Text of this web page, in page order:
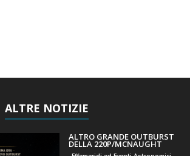
ALTRE NOTIZIE
ALTRO GRANDE OUTBURST
DELLA 220P/MCNAUGHT